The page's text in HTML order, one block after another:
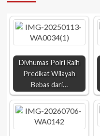
Divhumas Polri Raih
Predikat Wilayah
Bebas dari…